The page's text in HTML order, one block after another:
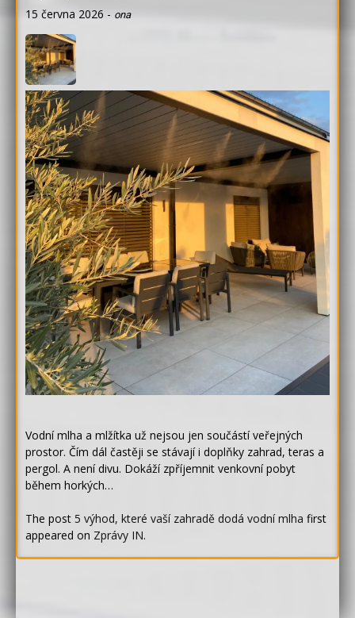
15 června 2026 - ona
Vodní mlha a mlžítka už nejsou jen součástí veřejných
prostor. Čím dál častěji se stávají i doplňky zahrad, teras a
pergol. A není divu. Dokáží zpříjemnit venkovní pobyt
během horkých…
The post 5 výhod, které vaší zahradě dodá vodní mlha first
appeared on Zprávy IN.